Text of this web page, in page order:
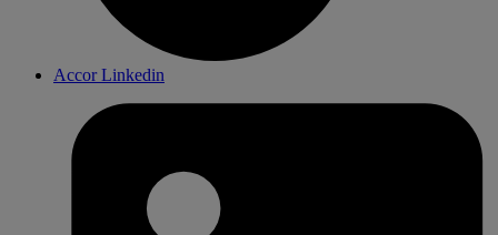
Accor Linkedin